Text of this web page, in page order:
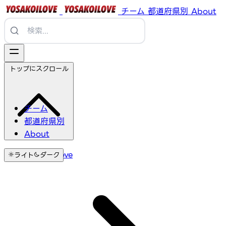
チーム 都道府県別 About
チーム
都道府県別
About
ライト ダーク
トップにスクロール
YosakoiLove